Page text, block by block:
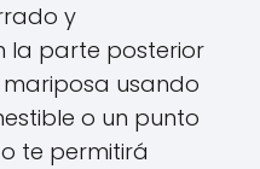
y
la parte posterior
usando
o un punto
te permitirá